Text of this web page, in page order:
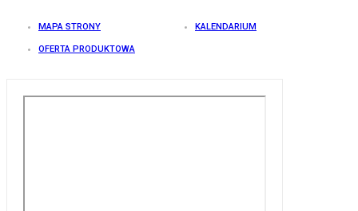
MAPA STRONY KALENDARIUM
OFERTA PRODUKTOWA